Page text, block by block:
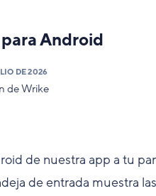
Android
DE 2026
de Wrike
de nuestra app a tu
de entrada muestra las